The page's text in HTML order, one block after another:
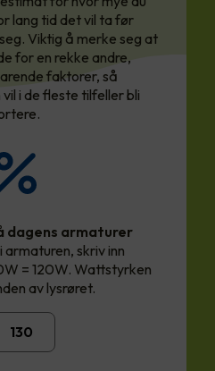
lang tid det vil ta før
Viktig å merke seg at
for en rekke andre,
faktorer, så
i de fleste tilfeller bli
dagens armaturer
armaturen, skriv inn
= 120W. Wattstyrken
av lysrøret.